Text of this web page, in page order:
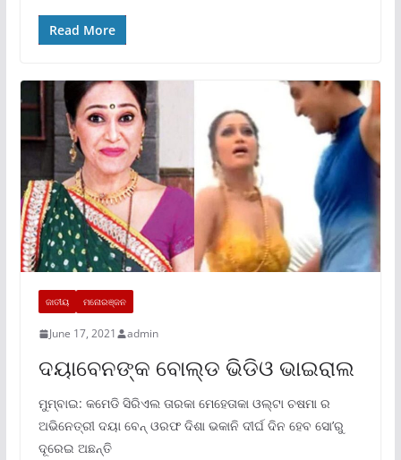
Read More
ଜାତୀୟ ମନୋରଞ୍ଜନ
June 17, 2021 admin
ଦୟାବେନଙ୍କ ବୋଲ୍ଡ ଭିଡିଓ ଭାଇରାଲ
ମୁମ୍ବାଇ: କମେଡି ସିରିଏଲ ତାରକା ମେହେତାକା ଓଲ୍ଟା ଚଷମା ର
ଅଭିନେତ୍ରୀ ଦୟା ବେନ୍ ଓରଫ ଦିଶା ଭକାନି ଦୀର୍ଘ ଦିନ ହେବ ସୋ’ରୁ
ଦୂରେଇ ଅଛନ୍ତି